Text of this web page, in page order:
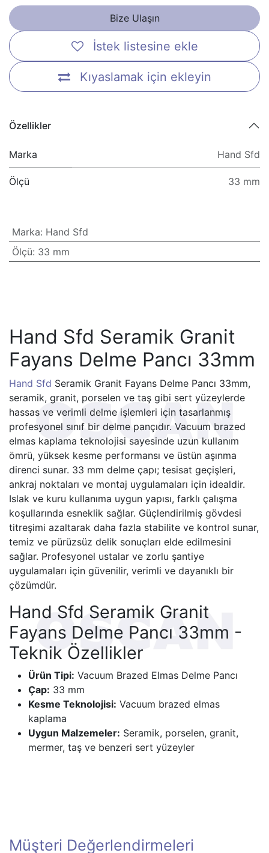
Bize Ulaşın
Kıyaslamak için ekleyin
İstek listesine ekle
Özellikler
Marka Hand Sfd
Ölçü 33 mm
Marka: Hand Sfd
Ölçü: 33 mm
Hand Sfd Seramik Granit
Fayans Delme Pancı 33mm
Hand Sfd Seramik Granit Fayans Delme Pancı 33mm,
seramik, granit, porselen ve taş gibi sert yüzeylerde
hassas ve verimli delme işlemleri için tasarlanmış
profesyonel sınıf bir delme pançıdır. Vacuum brazed
elmas kaplama teknolojisi sayesinde uzun kullanım
ömrü, yüksek kesme performansı ve üstün aşınma
direnci sunar. 33 mm delme çapı; tesisat geçişleri,
ankraj noktaları ve montaj uygulamaları için idealdir.
Islak ve kuru kullanıma uygun yapısı, farklı çalışma
koşullarında esneklik sağlar. Güçlendirilmiş gövdesi
titreşimi azaltarak daha fazla stabilite ve kontrol sunar,
temiz ve pürüzsüz delik sonuçları elde edilmesini
sağlar. Profesyonel ustalar ve zorlu şantiye
uygulamaları için güvenilir, verimli ve dayanıklı bir
çözümdür.
Hand Sfd Seramik Granit
Fayans Delme Pancı 33mm -
Teknik Özellikler
Ürün Tipi: Vacuum Brazed Elmas Delme Pancı
Çap: 33 mm
Kesme Teknolojisi: Vacuum brazed elmas
kaplama
Uygun Malzemeler: Seramik, porselen, granit,
mermer, taş ve benzeri sert yüzeyler
Müşteri Değerlendirmeleri